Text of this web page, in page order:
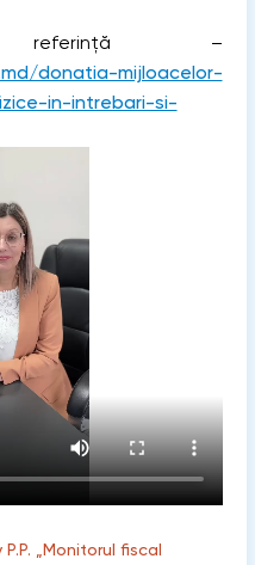
–
donatia-mijloacelor-
in-intrebari-si-
„Monitorul fiscal